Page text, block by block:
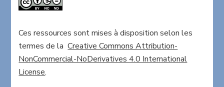
Ces ressources sont mises à disposition selon les
termes de laCreative Commons Attribution-
NonCommercial-NoDerivatives 4.0 International
License.